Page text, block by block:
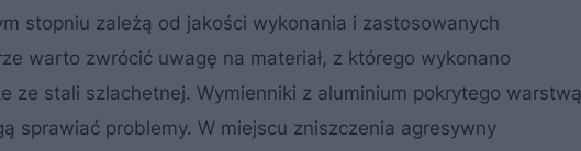
stopniu zależą od jakości wykonania i zastosowanych
warto zwrócić uwagę na materiał, z którego wykonano
ze stali szlachetnej. Wymienniki z aluminium pokrytego warstwą
sprawiać problemy. W miejscu zniszczenia agresywny